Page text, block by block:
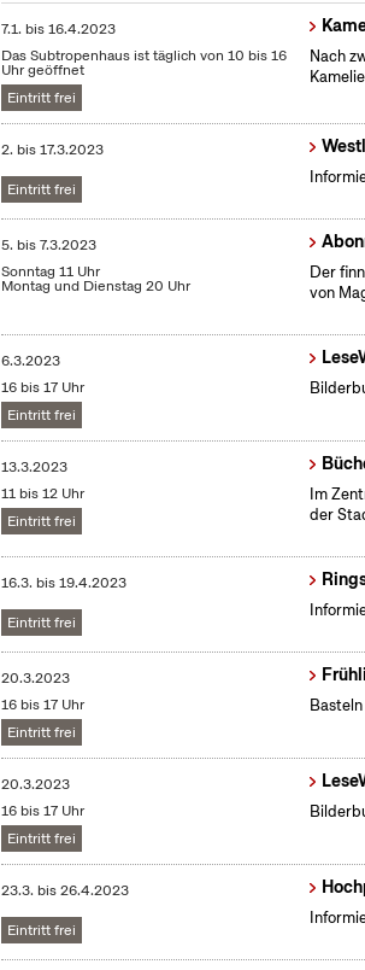
7.1. bis16.4.2023
Das Subtropenhaus ist täglich von 10 bis 16
Uhr geöffnet
Eintritt frei
Nach
2. bis17.3.2023
Eintritt frei
5. bis7.3.2023
Sonntag 11 Uhr
Montag und Dienstag 20 Uhr
Der
von
6.3.2023
16 bis 17 Uhr
Eintritt frei
13.3.2023
11 bis 12 Uhr
Eintritt frei
Im
der
16.3. bis19.4.2023
Eintritt frei
20.3.2023
16 bis 17 Uhr
Eintritt frei
20.3.2023
16 bis 17 Uhr
Eintritt frei
23.3. bis26.4.2023
Eintritt frei